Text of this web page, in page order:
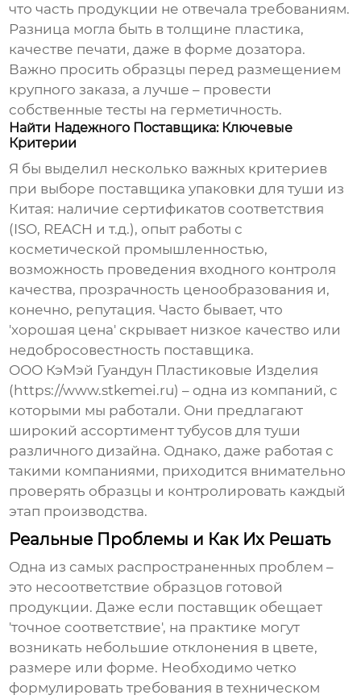
что часть продукции не отвечала требованиям.
Разница могла быть в толщине пластика,
качестве печати, даже в форме дозатора.
Важно просить образцы перед размещением
крупного заказа, а лучше – провести
собственные тесты на герметичность.
Найти Надежного Поставщика: Ключевые
Критерии
Я бы выделил несколько важных критериев
при выборе поставщикаупаковки для туши из
Китая: наличие сертификатов соответствия
(ISO, REACH и т.д.), опыт работы с
косметической промышленностью,
возможность проведения входного контроля
качества, прозрачность ценообразования и,
конечно, репутация. Часто бывает, что
'хорошая цена' скрывает низкое качество или
недобросовестность поставщика.
ООО КэМэй Гуандун Пластиковые Изделия
(https://www.stkemei.ru) – одна из компаний, с
которыми мы работали. Они предлагают
широкий ассортименттубусов для туши
различного дизайна. Однако, даже работая с
такими компаниями, приходится внимательно
проверять образцы и контролировать каждый
этап производства.
Реальные Проблемы и Как Их Решать
Одна из самых распространенных проблем –
это несоответствие образцов готовой
продукции. Даже если поставщик обещает
'точное соответствие', на практике могут
возникать небольшие отклонения в цвете,
размере или форме. Необходимо четко
формулировать требования в техническом